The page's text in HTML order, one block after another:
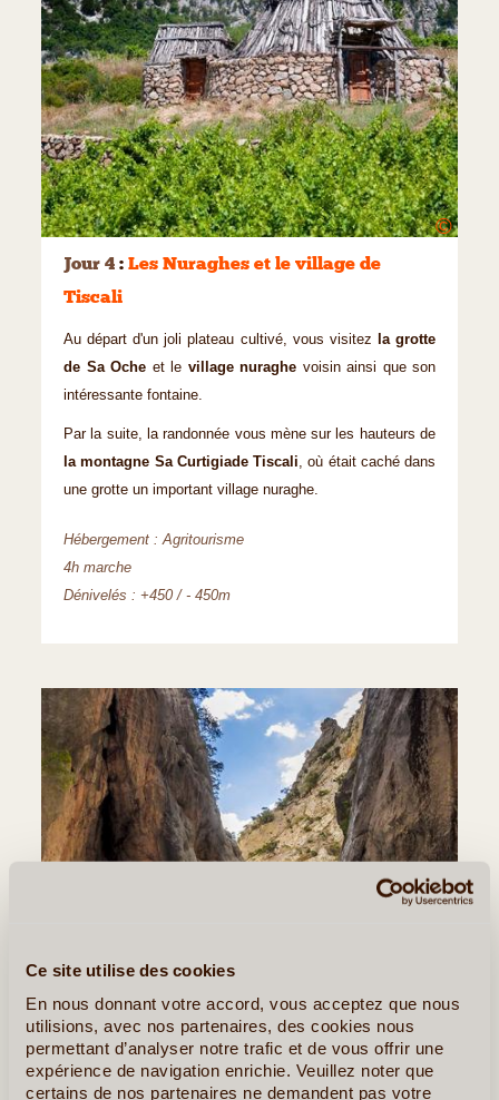
Ce site utilise des cookies
En nous donnant votre accord, vous acceptez que nous
utilisions, avec nos partenaires, des cookies nous
permettant d’analyser notre trafic et de vous offrir une
expérience de navigation enrichie. Veuillez noter que
certains de nos partenaires ne demandent pas votre
©
Jour 4 : Les Nuraghes et le village de
Tiscali
Au départ d'un joli plateau cultivé, vous visitez
la grotte
de Sa Oche et le village nuraghe voisin ainsi que son
intéressante fontaine.
Par la suite, la randonnée vous mène sur les hauteurs de
la montagne Sa Curtigiade Tiscali, où était caché dans
une grotte un important village nuraghe.
Hébergement : Agritourisme
4h marche
Dénivelés : +450 / - 450m